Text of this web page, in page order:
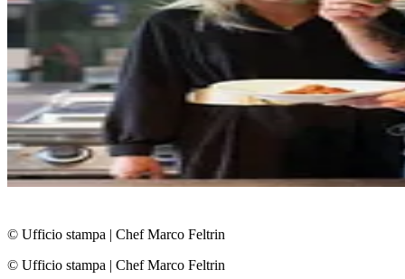
© Ufficio stampa | Chef Marco Feltrin
© Ufficio stampa | Chef Marco Feltrin